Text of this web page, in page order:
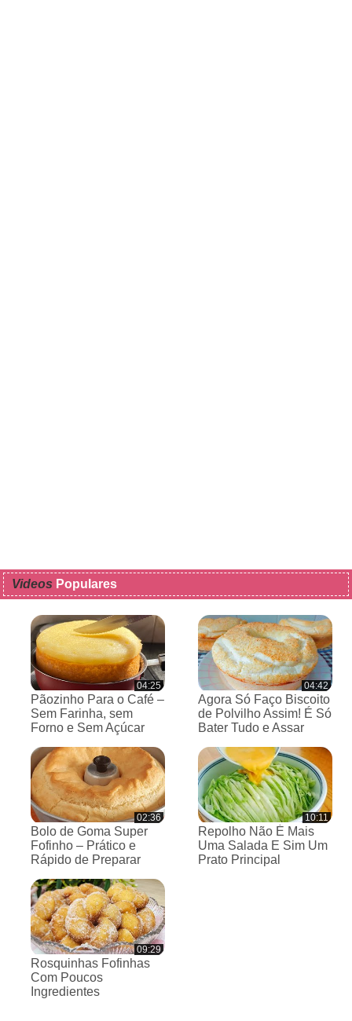
Videos Populares
04:25
Pãozinho Para o Café –
Sem Farinha, sem
Forno e Sem Açúcar
04:42
Agora Só Faço Biscoito
de Polvilho Assim! É Só
Bater Tudo e Assar
02:36
Bolo de Goma Super
Fofinho – Prático e
Rápido de Preparar
10:11
Repolho Não É Mais
Uma Salada E Sim Um
Prato Principal
09:29
Rosquinhas Fofinhas
Com Poucos
Ingredientes